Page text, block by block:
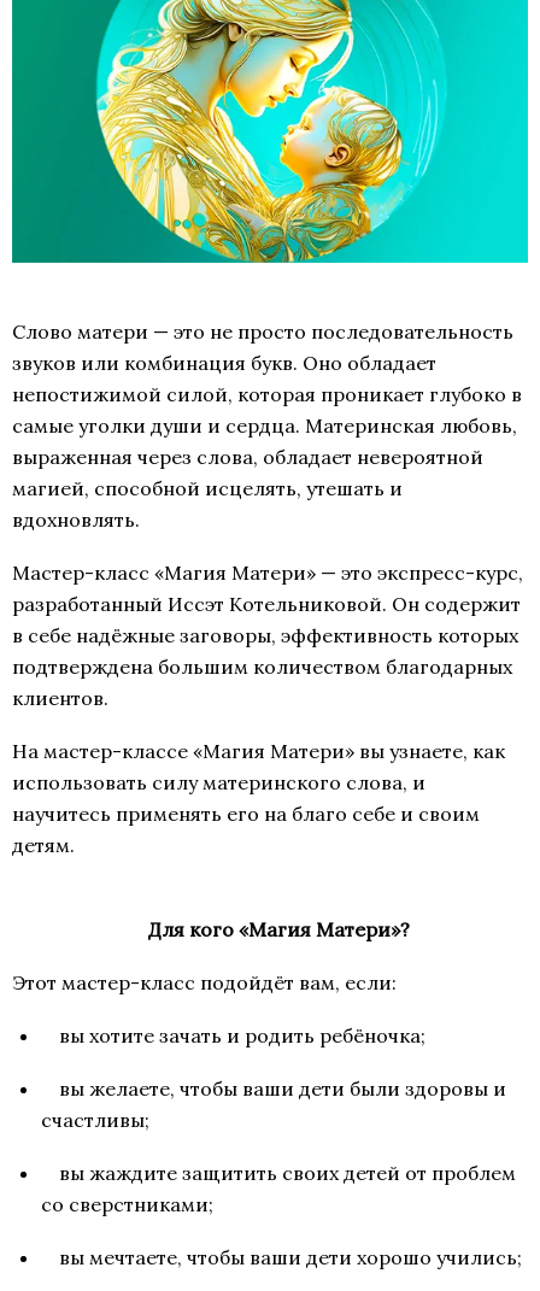
Слово матери — это не просто последовательность
звуков или комбинация букв. Оно обладает
непостижимой силой, которая проникает глубоко в
самые уголки души и сердца. Материнская любовь,
выраженная через слова, обладает невероятной
магией, способной исцелять, утешать и
вдохновлять.
Мастер-класс «Магия Матери» — это экспресс-курс,
разработанный Иссэт Котельниковой. Он содержит
в себе надёжные заговоры, эффективность которых
подтверждена большим количеством благодарных
клиентов.
На мастер-классе «Магия Матери» вы узнаете, как
использовать силу материнского слова, и
научитесь применять его на благо себе и своим
детям.
Для кого «Магия Матери»?
Этот мастер-класс подойдёт вам, если:
вы хотите зачать и родить ребёночка;
вы желаете, чтобы ваши дети были здоровы и
счастливы;
вы жаждите защитить своих детей от проблем
со сверстниками;
вы мечтаете, чтобы ваши дети хорошо учились;